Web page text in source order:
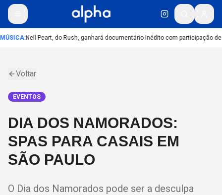
:Neil Peart, do Rush, ganhará documentário inédito com participação de
Voltar
EVENTOS
DIA DOS NAMORADOS:
SPAS PARA CASAIS EM
SÃO PAULO
O Dia dos Namorados pode ser a desculpa